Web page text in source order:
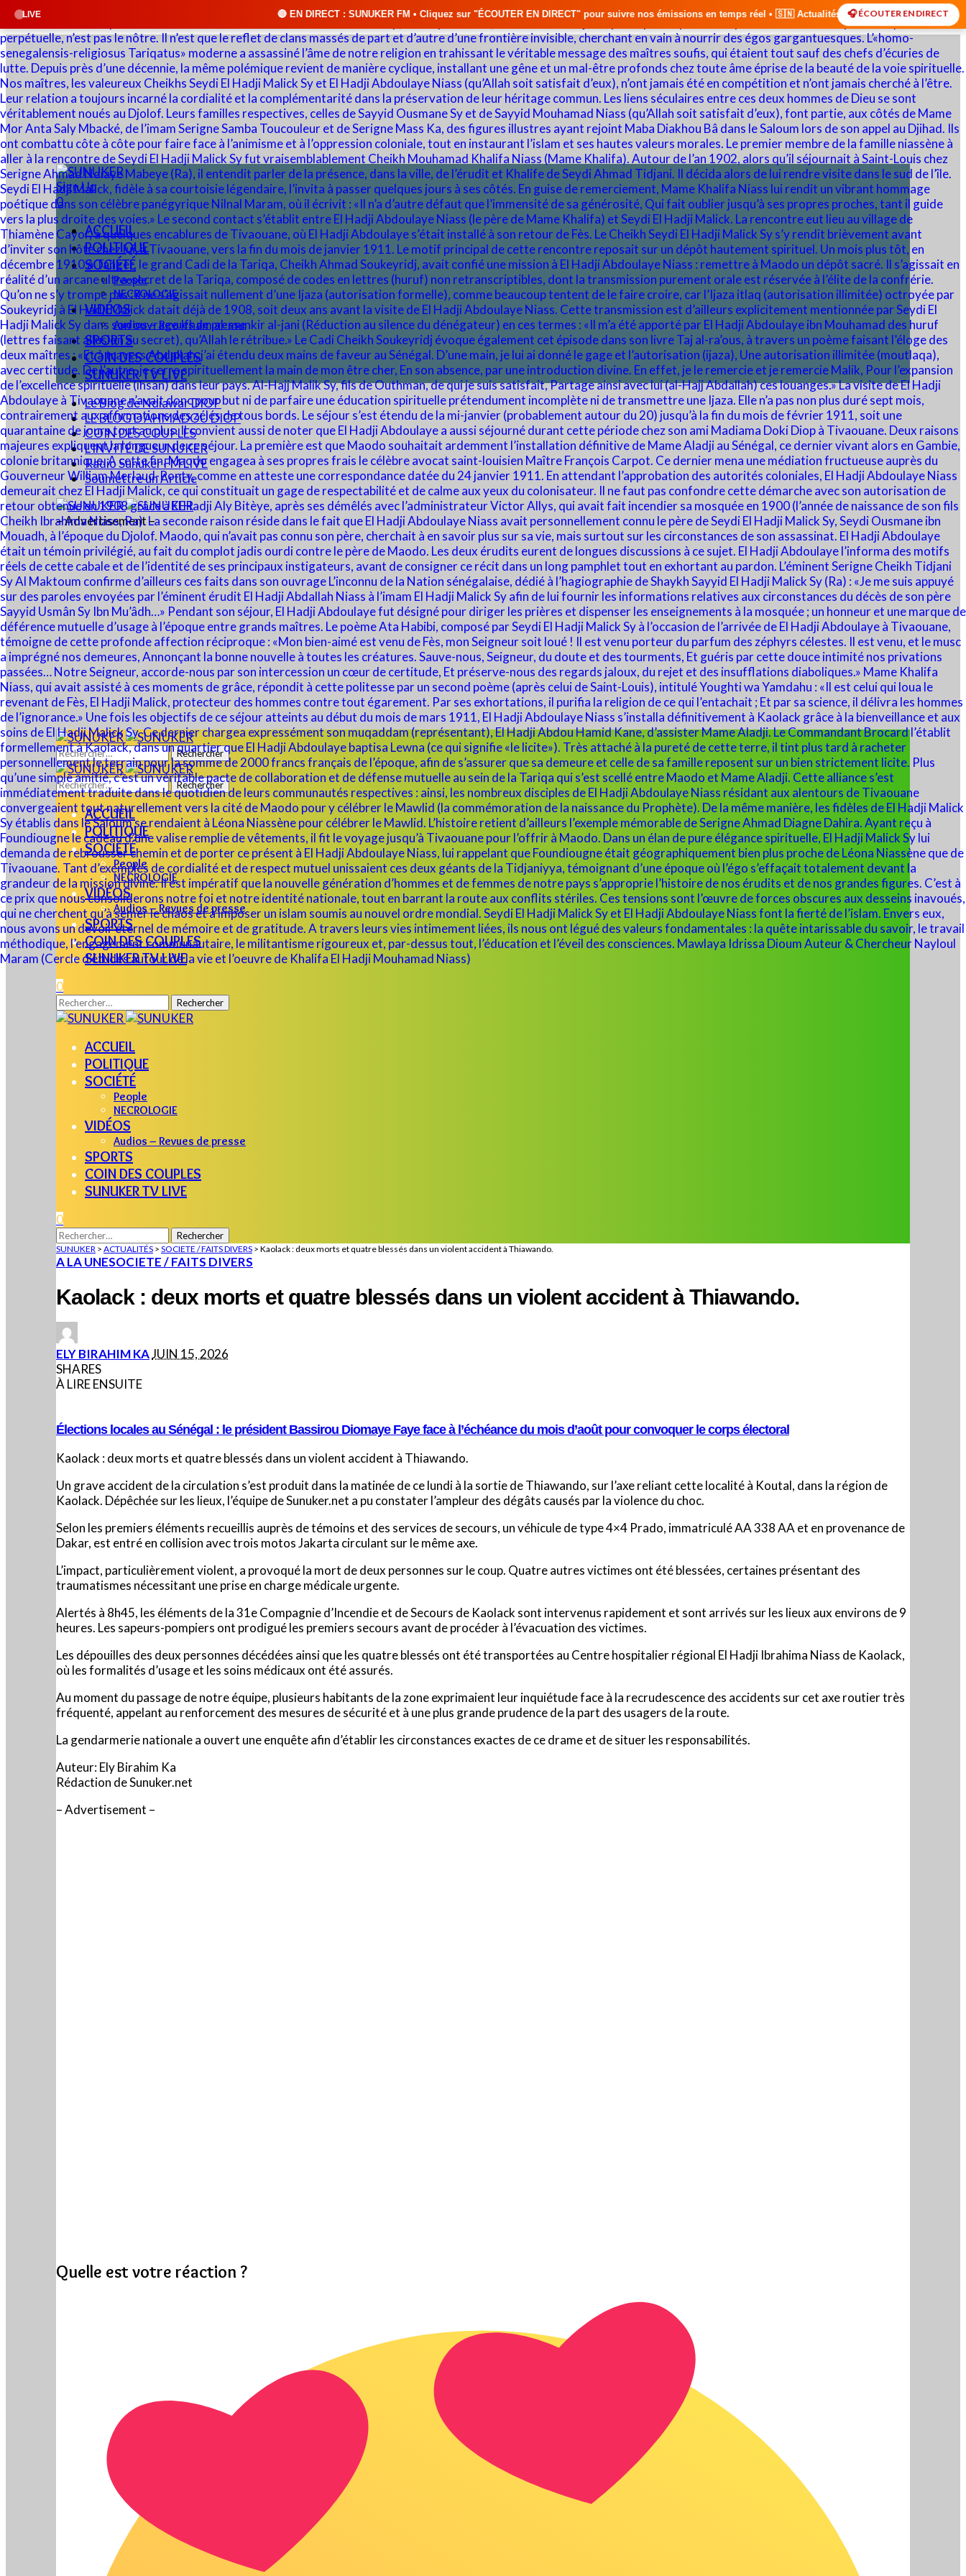
LIVE 🔴 EN DIRECT : SUNUKER FM • Cliquez sur "ÉCOUTER EN DIRECT" pour suivre nos émissions en temps réel • 🇸🇳 Actualités du Sénégal • 🌍 Actualités Internationales
🎧 ÉCOUTER EN DIRECT
Sign Up
0
ACCUEIL
POLITIQUE
SOCIÉTÉ
People
NECROLOGIE
VIDÉOS
Audios – Revues de presse
SPORTS
COIN DES COUPLES
SUNUKER TV LIVE
Le Blog de Ndiawar DIOP
LE BLOG D’AHMADOU DIOP
COIN DES COUPLES
L’INVITÉ DE SUNUKER
Radio Sunuker FM LIVE
Soumettre un Article
– Advertisement –
Rechercher :
Rechercher :
ACCUEIL
POLITIQUE
SOCIÉTÉ
People
NECROLOGIE
VIDÉOS
Audios – Revues de presse
SPORTS
COIN DES COUPLES
SUNUKER TV LIVE
0
Rechercher :
ACCUEIL
POLITIQUE
SOCIÉTÉ
People
NECROLOGIE
VIDÉOS
Audios – Revues de presse
SPORTS
COIN DES COUPLES
SUNUKER TV LIVE
0
Rechercher :
SUNUKER > ACTUALITÉS > SOCIETE / FAITS DIVERS > Kaolack : deux morts et quatre blessés dans un violent accident à Thiawando.
A LA UNESOCIETE / FAITS DIVERS
Kaolack : deux morts et quatre blessés dans un violent accident à Thiawando.
POSTED
BY
ELY BIRAHIM KAJUIN 15, 2026
SHARES
À LIRE ENSUITE
Élections locales au Sénégal : le président Bassirou Diomaye Faye face à l’échéance du mois d’août pour convoquer le corps électoral
Kaolack : deux morts et quatre blessés dans un violent accident à Thiawando.
Un grave accident de la circulation s’est produit dans la matinée de ce lundi à la sortie de Thiawando, sur l’axe reliant cette localité à Koutal, dans la région de
Kaolack. Dépêchée sur les lieux, l’équipe de Sunuker.net a pu constater l’ampleur des dégâts causés par la violence du choc.
Selon les premiers éléments recueillis auprès de témoins et des services de secours, un véhicule de type 4×4 Prado, immatriculé AA 338 AA et en provenance de
Dakar, est entré en collision avec trois motos Jakarta circulant sur le même axe.
L’impact, particulièrement violent, a provoqué la mort de deux personnes sur le coup. Quatre autres victimes ont été blessées, certaines présentant des
traumatismes nécessitant une prise en charge médicale urgente.
Alertés à 8h45, les éléments de la 31e Compagnie d’Incendie et de Secours de Kaolack sont intervenus rapidement et sont arrivés sur les lieux aux environs de 9
heures. Les sapeurs-pompiers ont prodigué les premiers secours avant de procéder à l’évacuation des victimes.
Les dépouilles des deux personnes décédées ainsi que les quatre blessés ont été transportées au Centre hospitalier régional El Hadji Ibrahima Niass de Kaolack,
où les formalités d’usage et les soins médicaux ont été assurés.
Au moment du passage de notre équipe, plusieurs habitants de la zone exprimaient leur inquiétude face à la recrudescence des accidents sur cet axe routier très
fréquenté, appelant au renforcement des mesures de sécurité et à une plus grande prudence de la part des usagers de la route.
La gendarmerie nationale a ouvert une enquête afin d’établir les circonstances exactes de ce drame et de situer les responsabilités.
Auteur: Ely Birahim Ka
Rédaction de Sunuker.net
– Advertisement –
Quelle est votre réaction ?